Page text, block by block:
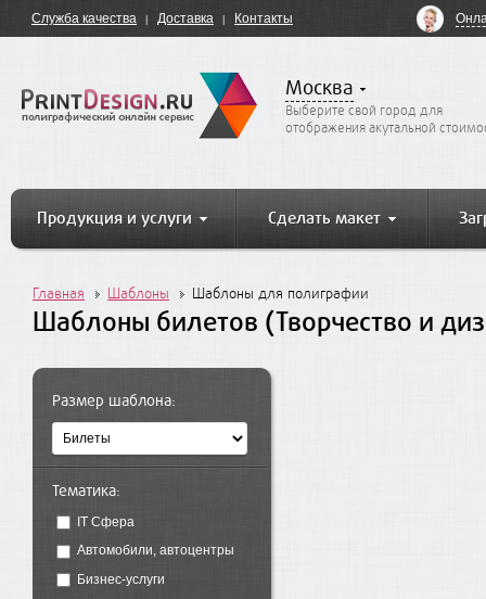
Служба качества Доставка Контакты
Москва
Выберите свой город для
отображения акутальной
Продукция и услуги Сделать макет
Главная Шаблоны Шаблоны для полиграфии
Шаблоны билетов (Творчество и
Размер шаблона:
Тематика:
IT Сфера
Автомобили, автоцентры
Бизнес-услуги